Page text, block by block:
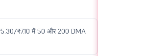
₹7.10 में 50 और 200 DMA